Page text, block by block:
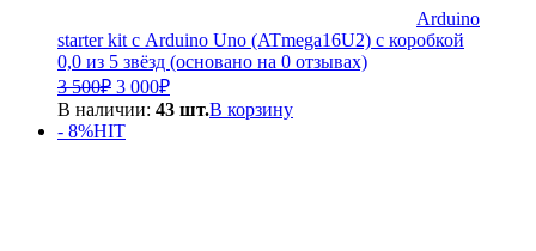
Arduino
starter kit с Arduino Uno (ATmega16U2) с коробкой
0,0 из 5 звёзд (основано на 0 отзывах)
3 500₽ Первоначальная
цена
составляла
3
3 000₽Текущая
цена:
В наличии: 43 шт.В корзину
- 8%HIT